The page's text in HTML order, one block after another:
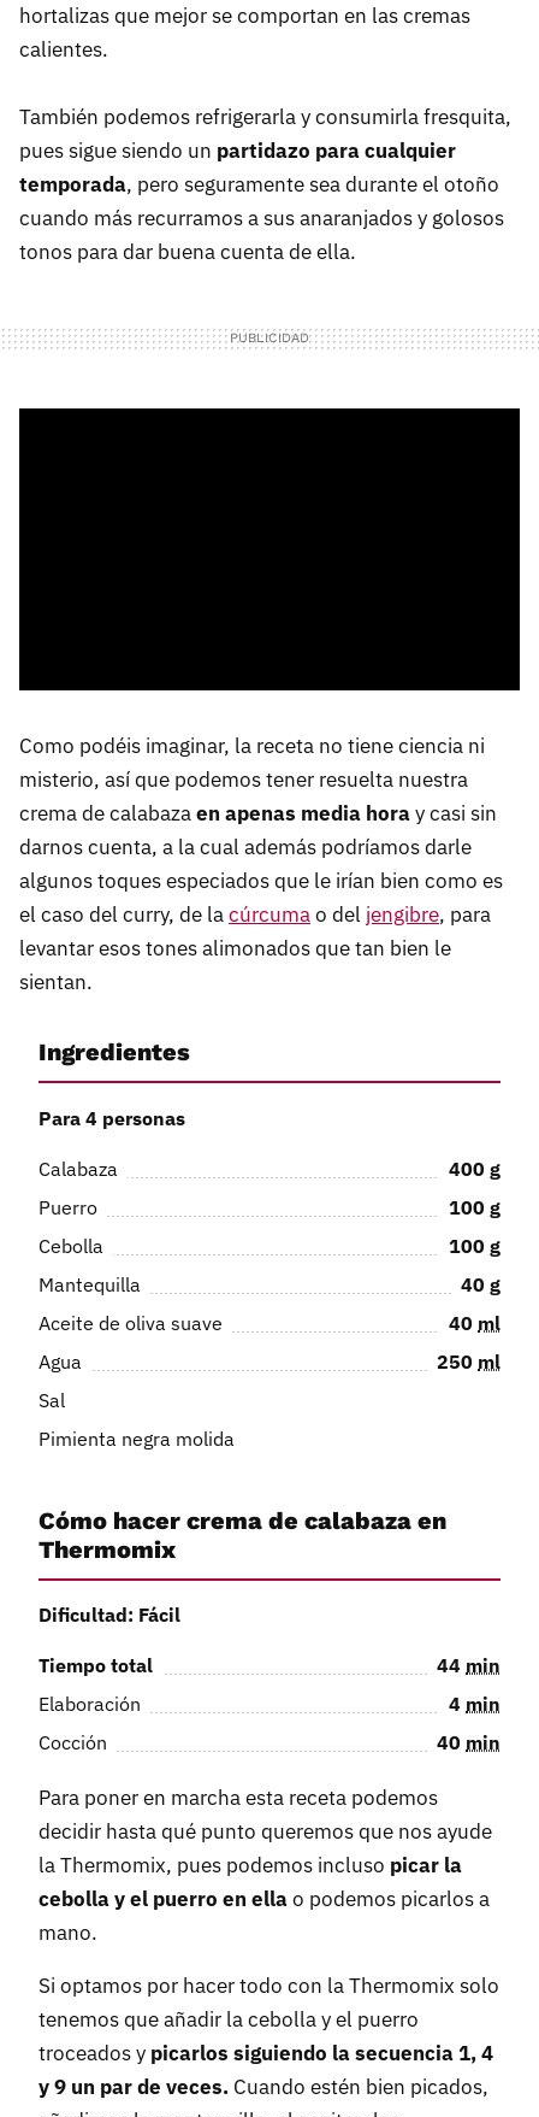
hortalizas que mejor se comportan en las cremas
calientes.
También podemos refrigerarla y consumirla fresquita,
pues sigue siendo un partidazo para cualquier
temporada, pero seguramente sea durante el otoño
cuando más recurramos a sus anaranjados y golosos
tonos para dar buena cuenta de ella.
Como podéis imaginar, la receta no tiene ciencia ni
misterio, así que podemos tener resuelta nuestra
crema de calabazaen apenas media horay casi sin
darnos cuenta, a la cual además podríamos darle
algunos toques especiados que le irían bien como es
el caso del curry, de lacúrcumao del jengibre, para
levantar esos tones alimonados que tan bien le
sientan.
Ingredientes
Para 4 personas
Calabaza 400 g
Puerro
100 g
Cebolla
100 g
Mantequilla
40 g
Aceite de oliva suave
40 ml
Agua
250 ml
Sal
Pimienta negra molida
Cómo hacer crema de calabaza en
Thermomix
Dificultad: Fácil
Tiempo total 44 min
Elaboración
4 min
Cocción
40 min
Para poner en marcha esta receta podemos
decidir hasta qué punto queremos que nos ayude
la Thermomix, pues podemos incluso picar la
cebolla y el puerro en ellao podemos picarlos a
mano.
Si optamos por hacer todo con la Thermomix solo
tenemos que añadir la cebolla y el puerro
troceados y picarlos siguiendo la secuencia 1, 4
y 9 un par de veces. Cuando estén bien picados,